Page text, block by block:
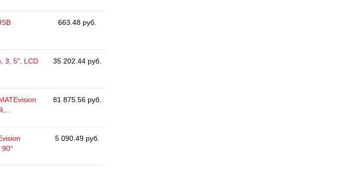
663.48 руб.
3, 5", LCD 35 202.44 руб.
81 875.56 руб.
5 090.49 руб.